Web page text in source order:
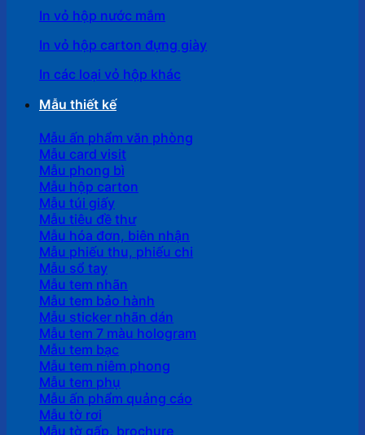
In vỏ hộp nước mắm
In vỏ hộp carton đựng giày
In các loại vỏ hộp khác
Mẫu thiết kế
Mẫu ấn phẩm văn phòng
Mẫu card visit
Mẫu phong bì
Mẫu hộp carton
Mẫu túi giấy
Mẫu tiêu đề thư
Mẫu hóa đơn, biên nhận
Mẫu phiếu thu, phiếu chi
Mẫu sổ tay
Mẫu tem nhãn
Mẫu tem bảo hành
Mẫu sticker nhãn dán
Mẫu tem 7 màu hologram
Mẫu tem bạc
Mẫu tem niêm phong
Mẫu tem phụ
Mẫu ấn phẩm quảng cáo
Mẫu tờ rơi
Mẫu tờ gấp, brochure